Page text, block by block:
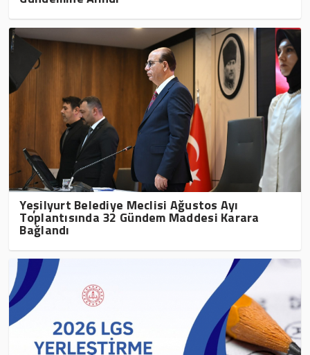
Yeşilyurt Belediye Meclisi Ağustos Ayı
Toplantısında 32 Gündem Maddesi Karara
Bağlandı